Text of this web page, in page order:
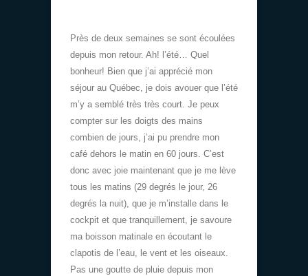
Près de deux semaines se sont écoulées
depuis mon retour. Ah! l’été… Quel
bonheur! Bien que j’ai apprécié mon
séjour au Québec, je dois avouer que l’été
m’y a semblé très très court. Je peux
compter sur les doigts des mains
combien de jours, j’ai pu prendre mon
café dehors le matin en 60 jours. C’est
donc avec joie maintenant que je me lève
tous les matins (29 degrés le jour, 26
degrés la nuit), que je m’installe dans le
cockpit et que tranquillement, je savoure
ma boisson matinale en écoutant le
clapotis de l’eau, le vent et les oiseaux.
Pas une goutte de pluie depuis mon